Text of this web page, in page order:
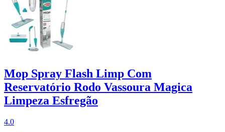
Mop Spray Flash Limp Com
Reservatório Rodo Vassoura Magica
Limpeza Esfregão
4.0